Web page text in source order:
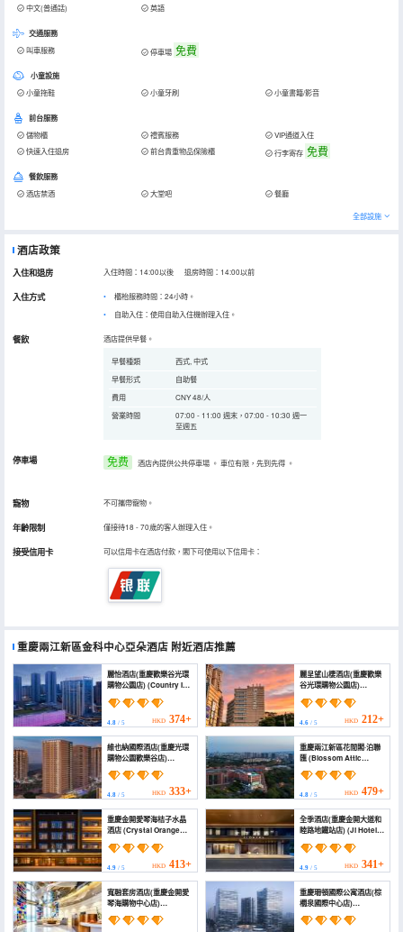
中文(普通話) 英語
交通服務
叫車服務 停車場 免費
小童設施
小童拖鞋 小童牙刷 小童書籍/影音
前台服務
儲物櫃 禮賓服務
VIP通道入住
快速入住退房
前台貴重物品保險櫃 行李寄存 免費
餐飲服務
酒店禁酒 大堂吧 餐廳
全部設施
酒店政策
入住和退房 入住時間：14:00以後 退房時間：14:00以前
入住方式
櫃枱服務時間：24小時。
自助入住：使用自助入住機辦理入住。
餐飲 酒店提供早餐。
早餐種類
西式, 中式
早餐形式
自助餐
費用
CNY 48/人
營業時間
07:00 - 11:00 週末，07:00 - 10:30 週一
至週五
停車場 免费 酒店內提供公共停車場 。 車位有限，先到先得 。
寵物 不可攜帶寵物。
年齡限制 僅接待18 - 70歲的客人辦理入住。
接受信用卡 可以信用卡在酒店付款，閣下可使用以下信用卡：
重慶兩江新區金科中心亞朵酒店 附近酒店推薦
麗怡酒店(重慶歡樂谷光環
購物公園店) (Country Inn
& Suites by Radisson,
Chongqing Happy
Valley Guanghuan
Shopping Park Store)
4.8 / 5 HKD 374+
麗呈望山棲酒店(重慶歡樂
谷光環購物公園店)
(Licheng Wangshanqi
Hotel)
4.6/ 5 HKD 212+
維也納國際酒店(重慶光環
購物公園歡樂谷店)
(Vienna International
Hotel Chongqing Halo
Shopping Park Happy
Valley Branch)
4.8 / 5 HKD 333+
重慶兩江新區花間閣·泊聯
匯 (Blossom Attic
Liangjiang New Area,
Chongqing)
4.8/ 5 HKD 479+
重慶金開愛琴海桔子水晶
酒店 (Crystal Orange
Aegean Place)
4.9 / 5 HKD 413+
全季酒店(重慶金開大道和
睦路地鐵站店) (Ji Hotel
Avenue-Heping Road
Subway Station
Branch)
4.9/ 5 HKD 341+
寬融套房酒店(重慶金開愛
琴海購物中心店)
(Kuanrong Suites Hotel
(Liangjiang love sea
重慶珊頓國際公寓酒店(棕
櫚泉國際中心店)
(Chongqing Shandun
International Apartment